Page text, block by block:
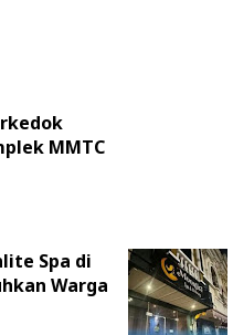
MMTC
Spa di
Warga